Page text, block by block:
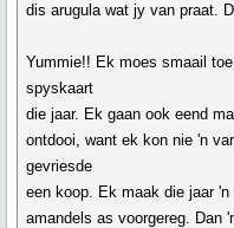
dis arugula wat jy van praat.
Yummie!! Ek moes smaail
spyskaart
die jaar. Ek gaan ook eend
ontdooi, want ek kon nie 'n
gevriesde
een koop. Ek maak die jaar
amandels as voorgereg. Dan